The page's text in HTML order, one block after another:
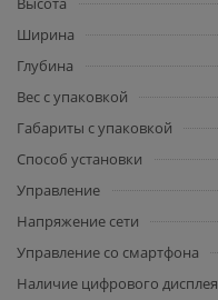
Ширина
Глубина
Вес с упаковкой
Габариты с упаковкой
Способ установки
Управление
Напряжение сети
Управление со смартфона
Наличие цифрового дисплея